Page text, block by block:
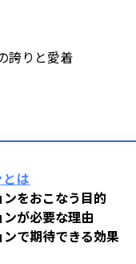
誇りと愛着
は
をおこなう目的
が必要な理由
で期待できる効果